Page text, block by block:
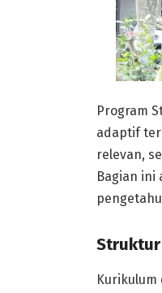
Program
adaptif
relevan,
Bagian ini
Struktur
Kurikulum